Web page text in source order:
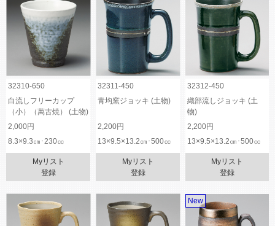
32310-650 32311-450
32312-450
白流しフリーカップ
（小）（萬古焼） (土物)
青均窯ジョッキ (土物)
織部流しジョッキ (土
物)
2,000円
2,200円
2,200円
8.3×9.3㎝･230㏄
13×9.5×13.2㎝･500㏄ 13×9.5×13.2㎝･500㏄
Myリスト
登録
Myリスト
登録
Myリスト
登録
New